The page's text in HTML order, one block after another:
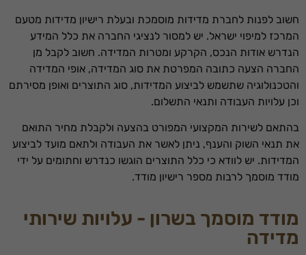
חשוב לפנות לחברת מדידות מוסמכת ובעלת רישיון מדידות מטעם
המרכז למיפוי ישראל. יש למסור לנציגי החברה את כלל המידע
הנדרש אודות הנכס, הקרקע ומטרות המדידה. חשוב לקבל מן
החברה הצעה כתובה המפרטת את סוג המדידה, אופי המדידה
והטכנולוגיה שתשמש לביצוע המדידות, סוג התוצרים ואופן מסירתם
וכן עלויות העבודה ותנאי התשלום.
בהתאם לשירות המקצועי המפורט בהצעה ולקבלת מחיר התואם
את תנאי השוק והענף, ניתן לאשר את העבודה ולתאם מועד לביצוע
המדידות. יש לוודא כי כלל התוצרים הוגשו כנדרש וחתומים על ידי
מודד מוסמך לרבות מספר רישיון מודד.
מודד מוסמך בשרון - עלויות שירותי
מדידה